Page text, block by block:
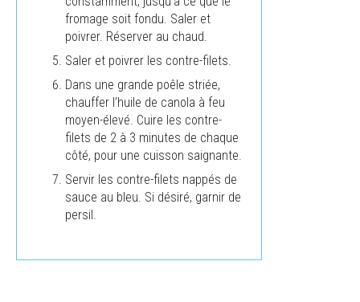
fromage soit fondu. Saler et
poivrer. Réserver au chaud.
Saler et poivrer les contre-filets.
Dans une grande poêle striée,
chauffer l’huile de canola à feu
moyen-élevé. Cuire les contre-
filets de 2 à 3 minutes de chaque
côté, pour une cuisson saignante.
Servir les contre-filets nappés de
sauce au bleu. Si désiré, garnir de
persil.